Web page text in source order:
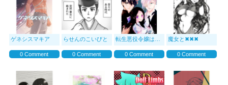
ゲネシスマキア
0 Comment
らせんのこいびと
0 Comment
転生悪役令嬢は○○だなんて聞いてない！
0 Comment
魔女と✖︎✖︎✖︎
0 Comment